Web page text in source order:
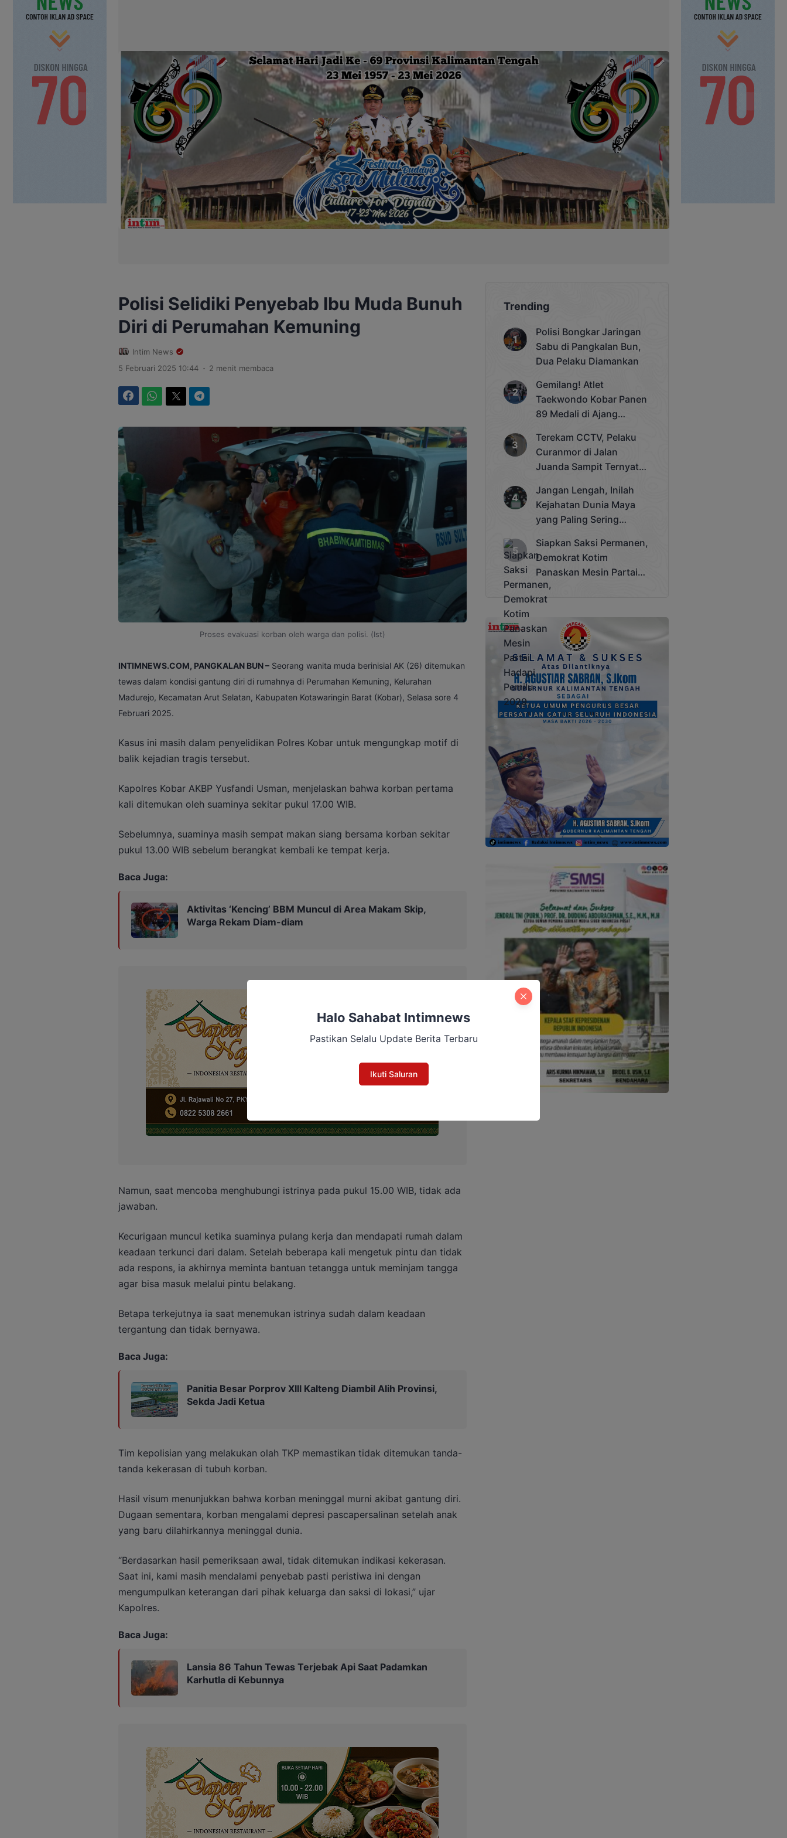
Polisi Selidiki Penyebab Ibu Muda Bunuh
Diri di Perumahan Kemuning
Intim News
5 Februari 2025 10:44 . 2 menit membaca
Proses evakuasi korban oleh warga dan polisi. (Ist)
INTIMNEWS.COM, PANGKALAN BUN –Seorang wanita muda berinisial AK (26) ditemukan
tewas dalam kondisi gantung diri di rumahnya di Perumahan Kemuning, Kelurahan
Madurejo, Kecamatan Arut Selatan, Kabupaten Kotawaringin Barat (Kobar), Selasa sore 4
Februari 2025.
Kasus ini masih dalam penyelidikan Polres Kobar untuk mengungkap motif di
balik kejadian tragis tersebut.
Kapolres Kobar AKBP Yusfandi Usman, menjelaskan bahwa korban pertama
kali ditemukan oleh suaminya sekitar pukul 17.00 WIB.
Sebelumnya, suaminya masih sempat makan siang bersama korban sekitar
pukul 13.00 WIB sebelum berangkat kembali ke tempat kerja.
Baca Juga:
Aktivitas ‘Kencing’ BBM Muncul di Area Makam Skip,
Warga Rekam Diam-diam
Namun, saat mencoba menghubungi istrinya pada pukul 15.00 WIB, tidak ada
jawaban.
Kecurigaan muncul ketika suaminya pulang kerja dan mendapati rumah dalam
keadaan terkunci dari dalam. Setelah beberapa kali mengetuk pintu dan tidak
ada respons, ia akhirnya meminta bantuan tetangga untuk meminjam tangga
agar bisa masuk melalui pintu belakang.
Betapa terkejutnya ia saat menemukan istrinya sudah dalam keadaan
tergantung dan tidak bernyawa.
Baca Juga:
Panitia Besar Porprov Xlll Kalteng Diambil Alih Provinsi,
Sekda Jadi Ketua
Tim kepolisian yang melakukan olah TKP memastikan tidak ditemukan tanda-
tanda kekerasan di tubuh korban.
Hasil visum menunjukkan bahwa korban meninggal murni akibat gantung diri.
Dugaan sementara, korban mengalami depresi pascapersalinan setelah anak
yang baru dilahirkannya meninggal dunia.
“Berdasarkan hasil pemeriksaan awal, tidak ditemukan indikasi kekerasan.
Saat ini, kami masih mendalami penyebab pasti peristiwa ini dengan
mengumpulkan keterangan dari pihak keluarga dan saksi di lokasi,” ujar
Kapolres.
Baca Juga:
Lansia 86 Tahun Tewas Terjebak Api Saat Padamkan
Karhutla di Kebunnya
Trending
Polisi Bongkar Jaringan
Sabu di Pangkalan Bun,
Dua Pelaku Diamankan
Gemilang! Atlet
Taekwondo Kobar Panen
89 Medali di Ajang
Cup 2025
Terekam CCTV, Pelaku
Curanmor di Jalan
Juanda Sampit Ternyata
Jangan Lengah, Inilah
Kejahatan Dunia Maya
yang Paling Sering
Siapkan Saksi Permanen,
Demokrat Kotim
Panaskan Mesin Partai
Hadapi Pemilu 2029
Halo Sahabat Intimnews
Pastikan Selalu Update Berita Terbaru
Ikuti Saluran